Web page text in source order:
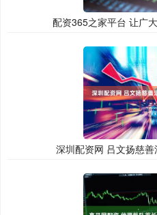
配资365之家平台 让广
深圳配资网 吕文扬慈